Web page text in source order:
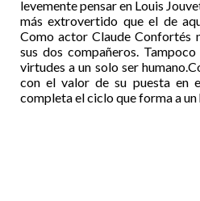
levemente pensar en Louis
más extrovertido que el de
Como actor Claude Confortés
sus dos compañeros.
virtudes a un solo ser
con el valor de su puesta en
completa el ciclo que forma a